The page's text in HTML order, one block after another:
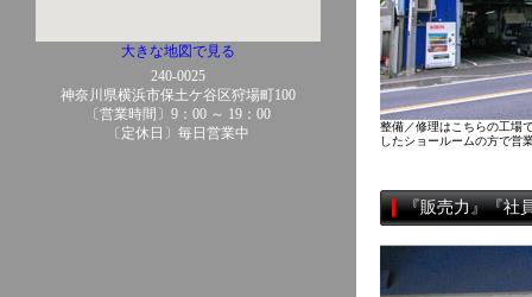
大きな地図で見る
240-0025
神奈川県横浜市保土ケ谷区狩場町100
〔営業時間〕9：00 ～ 19：00
〔定休日〕毎日営業中
整備／修理はこちらの工場
したショールームの方で営
『販売力』『社